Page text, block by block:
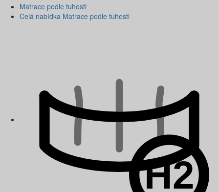
Matrace podle tuhosti
Celá nabídka Matrace podle tuhosti